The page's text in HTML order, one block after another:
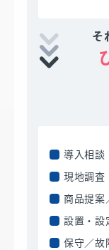
そ
導入相談
現地調査
商品提案
設置・設
保守／故